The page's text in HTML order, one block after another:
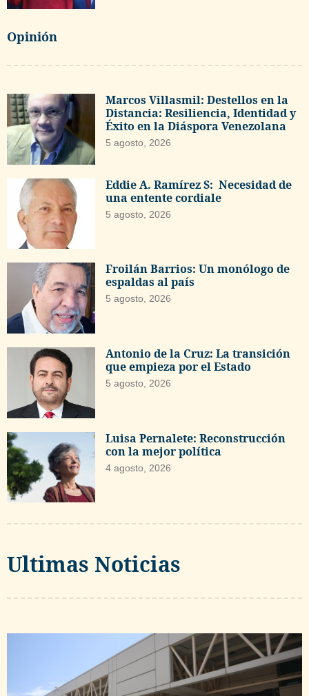
Opinión
Marcos Villasmil: Destellos en la
Distancia: Resiliencia, Identidad y
Éxito en la Diáspora Venezolana
5 agosto, 2026
Eddie A. Ramírez S: Necesidad de
una entente cordiale
5 agosto, 2026
Froilán Barrios: Un monólogo de
espaldas al país
5 agosto, 2026
Antonio de la Cruz: La transición
que empieza por el Estado
5 agosto, 2026
Luisa Pernalete: Reconstrucción
con la mejor política
4 agosto, 2026
Ultimas Noticias